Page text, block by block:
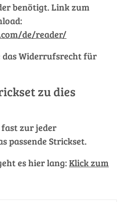
benötigt. Link zum
de/reader/
das Widerrufsrecht für
zu dies
fast zur jeder
passende Strickset.
es hier lang:Klick zum